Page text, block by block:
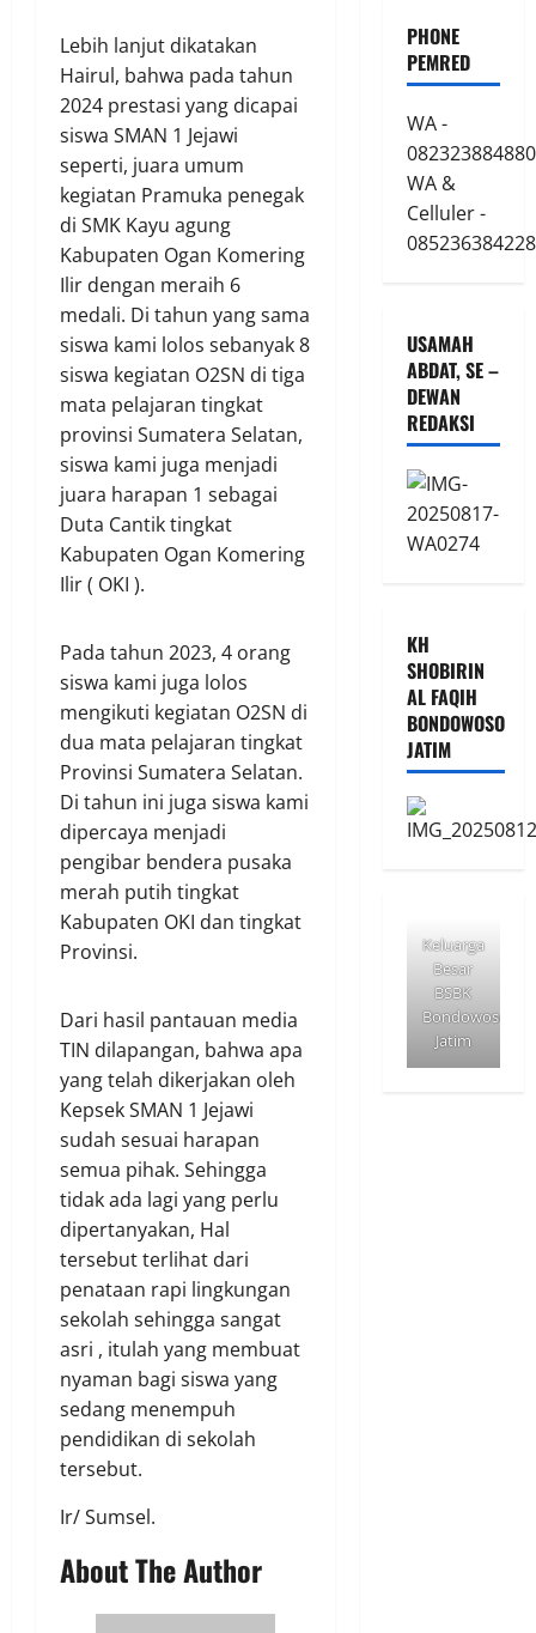
Lebih lanjut dikatakan
Hairul, bahwa pada tahun
2024 prestasi yang dicapai
siswa SMAN 1 Jejawi
seperti, juara umum
kegiatan Pramuka penegak
di SMK Kayu agung
Kabupaten Ogan Komering
Ilir dengan meraih 6
medali. Di tahun yang sama
siswa kami lolos sebanyak 8
siswa kegiatan O2SN di tiga
mata pelajaran tingkat
provinsi Sumatera Selatan,
siswa kami juga menjadi
juara harapan 1 sebagai
Duta Cantik tingkat
Kabupaten Ogan Komering
Ilir ( OKI ).
Pada tahun 2023, 4 orang
siswa kami juga lolos
mengikuti kegiatan O2SN di
dua mata pelajaran tingkat
Provinsi Sumatera Selatan.
Di tahun ini juga siswa kami
dipercaya menjadi
pengibar bendera pusaka
merah putih tingkat
Kabupaten OKI dan tingkat
Provinsi.
Dari hasil pantauan media
TIN dilapangan, bahwa apa
yang telah dikerjakan oleh
Kepsek SMAN 1 Jejawi
sudah sesuai harapan
semua pihak. Sehingga
tidak ada lagi yang perlu
dipertanyakan, Hal
tersebut terlihat dari
penataan rapi lingkungan
sekolah sehingga sangat
asri , itulah yang membuat
nyaman bagi siswa yang
sedang menempuh
pendidikan di sekolah
tersebut.
Ir/ Sumsel.
About The Author
PHONE
PEMRED
WA -
082323884880
WA &
Celluler -
085236384228
USAMAH
ABDAT, SE –
DEWAN
REDAKSI
KH
SHOBIRIN
AL FAQIH
BONDOWOSO
JATIM
Keluarga
Besar
BSBK
Bondowoso
Jatim